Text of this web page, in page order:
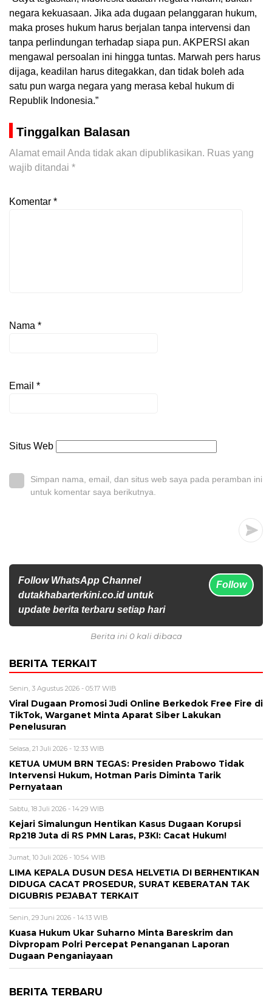
negara kekuasaan. Jika ada dugaan pelanggaran hukum,
maka proses hukum harus berjalan tanpa intervensi dan
tanpa perlindungan terhadap siapa pun. AKPERSI akan
mengawal persoalan ini hingga tuntas. Marwah pers harus
dijaga, keadilan harus ditegakkan, dan tidak boleh ada
satu pun warga negara yang merasa kebal hukum di
Republik Indonesia.”
Tinggalkan Balasan
Alamat email Anda tidak akan dipublikasikan. Ruas yang
wajib ditandai *
Komentar *
Nama *
Email *
Situs Web
Simpan nama, email, dan situs web saya pada peramban ini
untuk komentar saya berikutnya.
Follow WhatsApp Channel
dutakhabarterkini.co.id untuk
update berita terbaru setiap hari
Follow
Berita ini 0 kali dibaca
BERITA TERKAIT
Senin, 3 Agustus 2026 - 05:17 WIB
Viral Dugaan Promosi Judi Online Berkedok Free Fire di
TikTok, Warganet Minta Aparat Siber Lakukan
Penelusuran
Selasa, 21 Juli 2026 - 12:33 WIB
KETUA UMUM BRN TEGAS: Presiden Prabowo Tidak
Intervensi Hukum, Hotman Paris Diminta Tarik
Pernyataan
Sabtu, 18 Juli 2026 - 14:29 WIB
Kejari Simalungun Hentikan Kasus Dugaan Korupsi
Rp218 Juta di RS PMN Laras, P3KI: Cacat Hukum!
Jumat, 10 Juli 2026 - 10:54 WIB
LIMA KEPALA DUSUN DESA HELVETIA DI BERHENTIKAN
DIDUGA CACAT PROSEDUR, SURAT KEBERATAN TAK
DIGUBRIS PEJABAT TERKAIT
Senin, 29 Juni 2026 - 14:13 WIB
Kuasa Hukum Ukar Suharno Minta Bareskrim dan
Divpropam Polri Percepat Penanganan Laporan
Dugaan Penganiayaan
BERITA TERBARU